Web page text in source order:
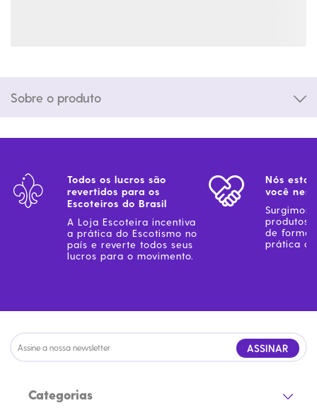
Sobre o produto
Todos os lucros são
revertidos para os
Escoteiros do Brasil
A Loja Escoteira incentiva
a prática do Escotismo no
país e reverte todos seus
lucros para o movimento.
Nós
você
Surgimos
produtos
de forma
prática
ASSINAR
Categorias